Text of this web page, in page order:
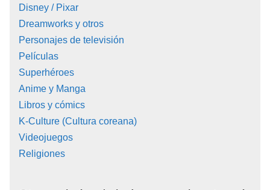
Disney / Pixar
Dreamworks y otros
Personajes de televisión
Películas
Superhéroes
Anime y Manga
Libros y cómics
K-Culture (Cultura coreana)
Videojuegos
Religiones